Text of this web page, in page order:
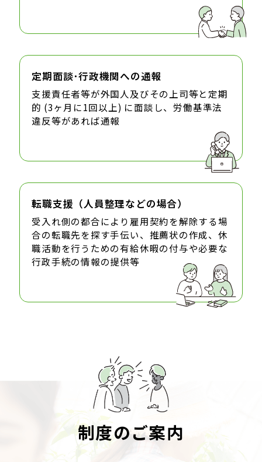
転職支援 （人員整理などの場合）
受入れ側の都合により雇用契約を解除する場
合の転職先を探す手伝い、推薦状の作成、休
職活動を行うための有給休暇の付与や必要な
行政手続の情報の提供等
定期面談･行政機関への通報
支援責任者等が外国人及びその上司等と定期
的 (3ヶ月に1回以上) に面談し、労働基準法
違反等があれば通報
制度のご案内